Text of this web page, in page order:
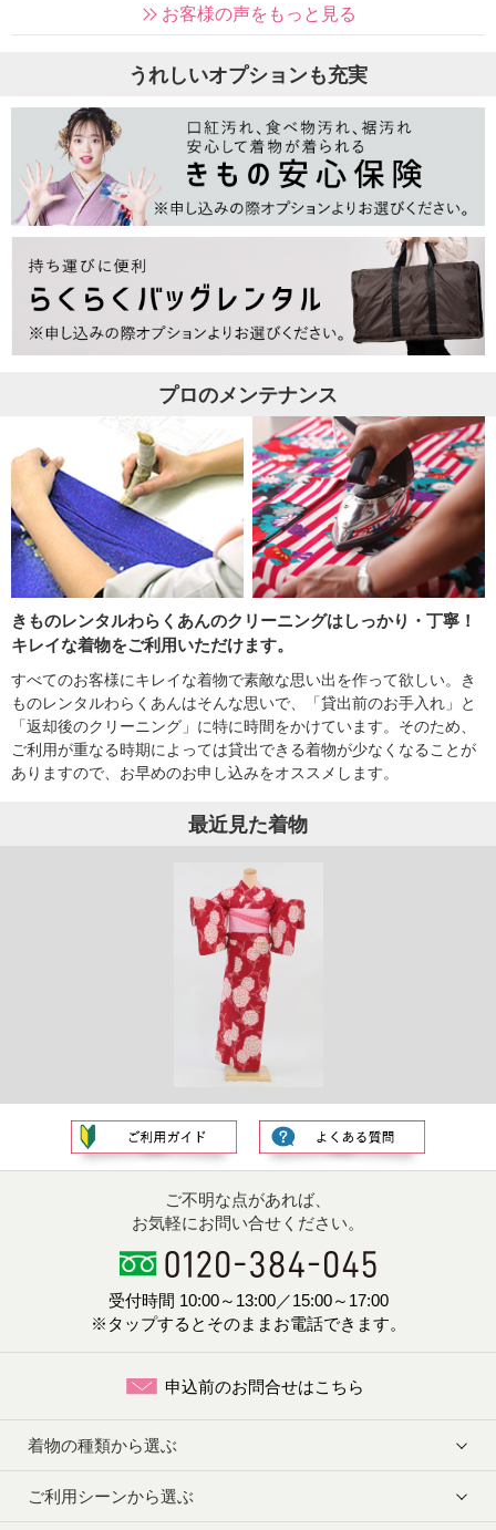
お客様の声をもっと見る
うれしいオプションも充実
プロのメンテナンス
きものレンタルわらくあんのクリーニングはしっかり・丁寧！
キレイな着物をご利用いただけます。
すべてのお客様にキレイな着物で素敵な思い出を作って欲しい。き
ものレンタルわらくあんはそんな思いで、「貸出前のお手入れ」と
「返却後のクリーニング」に特に時間をかけています。そのため、
ご利用が重なる時期によっては貸出できる着物が少なくなることが
ありますので、お早めのお申し込みをオススメします。
最近見た着物
ご不明な点があれば、
お気軽にお問い合せください。
受付時間 10:00～13:00／15:00～17:00
※タップするとそのままお電話できます。
申込前のお問合せはこちら
着物の種類から選ぶ
ご利用シーンから選ぶ